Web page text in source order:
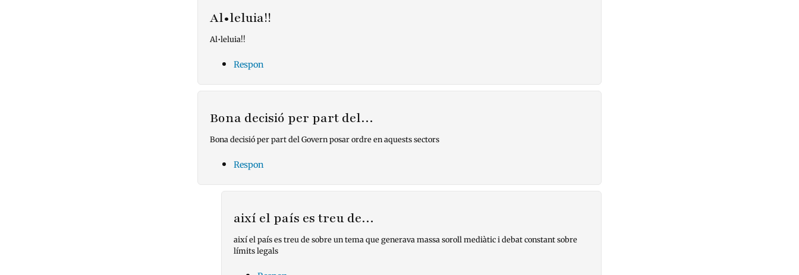
Al•leluia!!
Al•leluia!!
Respon
Bona decisió per part del…
Bona decisió per part del Govern posar ordre en aquests sectors
Respon
així el país es treu de…
així el país es treu de sobre un tema que generava massa soroll mediàtic i debat constant sobre
límits legals